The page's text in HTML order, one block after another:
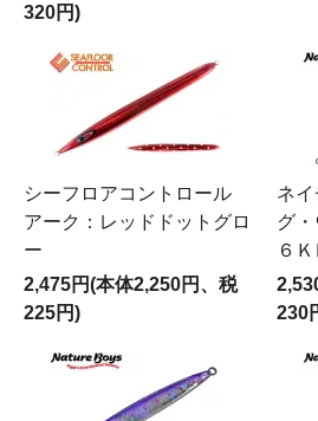
320円)
シーフロアコントロール
アーク：レッドドットグロ
ー
2,475円(本体2,250円、税
225円)
ネ
グ
６
230